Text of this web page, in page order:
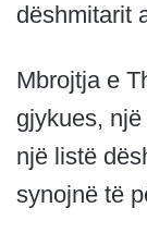
dëshmitarit
Mbrojtja e
gjykues,
një listë
synojnë të